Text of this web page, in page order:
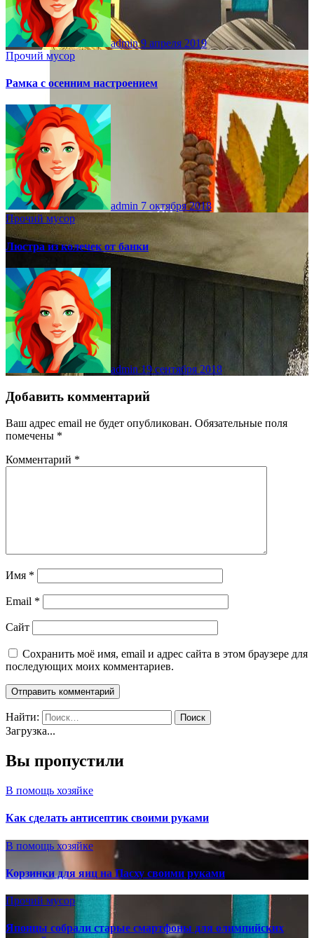
admin9 апреля 2019
Прочий мусор
Рамка с осенним настроением
admin 7 октября 2018
Прочий мусор
Люстра из колечек от банки
admin 19 сентября 2018
Добавить комментарий
Ваш адрес email не будет опубликован. Обязательные поля
помечены *
Комментарий *
Имя *
Email *
Сайт
Сохранить моё имя, email и адрес сайта в этом браузере для
последующих моих комментариев.
Найти:
Загрузка...
Вы пропустили
В помощь хозяйке
Как сделать антисептик своими руками
В помощь хозяйке
Корзинки для яиц на Пасху своими руками
Прочий мусор
Японцы собрали старые смартфоны для олимпийских